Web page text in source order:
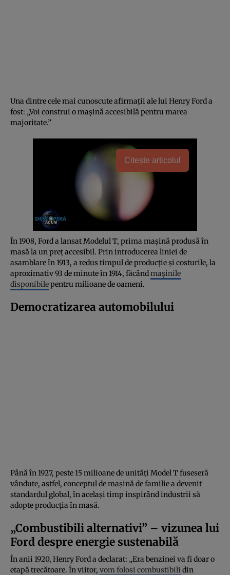
Una dintre cele mai cunoscute afirmații ale lui Henry Ford a
fost: „Voi construi o mașină accesibilă pentru marea
majoritate.”
Citește articolul
În 1908, Ford a lansat Modelul T, prima mașină produsă în
masă la un preț accesibil. Prin introducerea liniei de
asamblare în 1913, a redus timpul de producție și costurile, la
aproximativ 93 de minute în 1914, făcândmașinile
disponibilepentru milioane de oameni.
Democratizarea automobilului
Până în 1927, peste 15 milioane de unități Model T fuseseră
vândute, astfel, conceptul de mașină de familie a devenit
standardul global, în același timp inspirând industrii să
adopte producția în masă.
„Combustibili alternativi” – vizunea lui
Ford despre energie sustenabilă
În anii 1920, Henry Ford a declarat: „Era benzinei va fi doar o
etapă trecătoare. În viitor, vom folosi combustibili din